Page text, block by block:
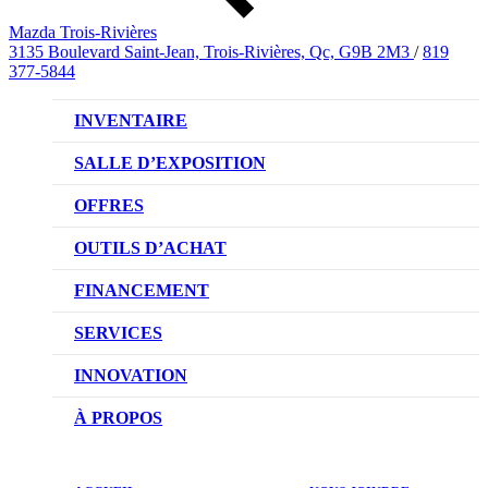
Mazda Trois-Rivières
3135 Boulevard Saint-Jean, Trois-Rivières, Qc, G9B 2M3 / 819
377-5844
INVENTAIRE
VÉHICULES NEUFS
VÉHICULES D’OCCASION
SALLE D’EXPOSITION
OFFRES
OFFRES DU CONCESSIONNAIRE
OUTILS D’ACHAT
CONFIGUREZ VOTRE VÉHICULE
RÉSERVEZ UN ESSAI ROUTIER
DEMANDEZ UN PRIX
FINANCEMENT
NOTRE DIFFÉRENCE
DEMANDE DE CRÉDIT AUTO
SERVICES
NOTRE PROMESSE
PRENDRE UN RENDEZ-VOUS
INNOVATION
TECHNOLOGIE SKYACTIV
À PROPOS